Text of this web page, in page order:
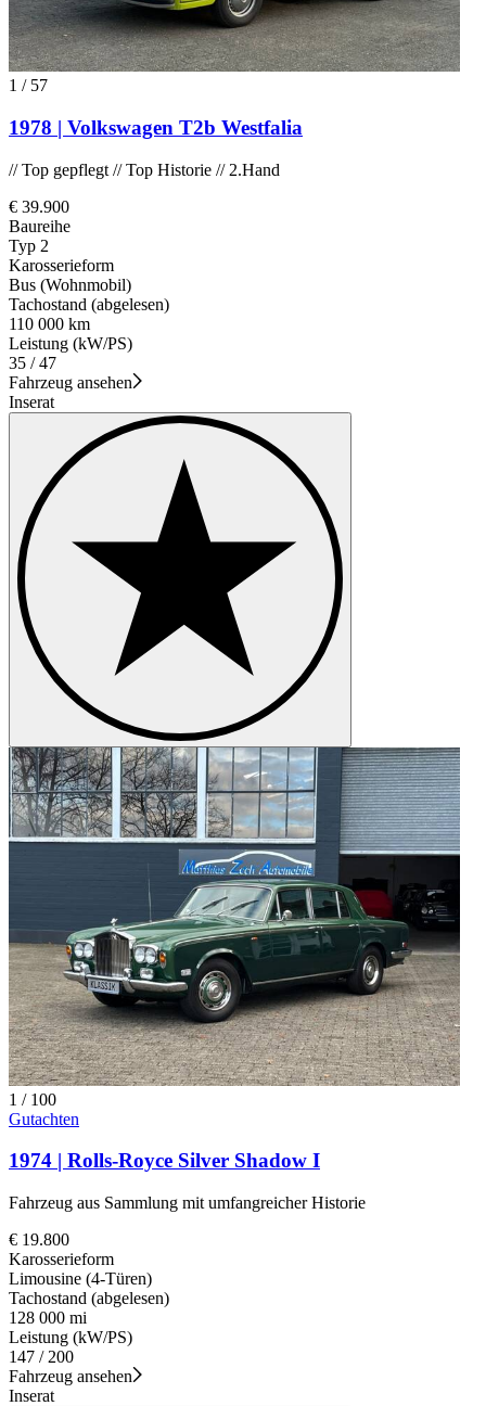
1 / 57
1978 | Volkswagen T2b Westfalia
// Top gepflegt // Top Historie // 2.Hand
€ 39.900
Baureihe
Typ 2
Karosserieform
Bus (Wohnmobil)
Tachostand (abgelesen)
110 000 km
Leistung (kW/PS)
35 / 47
Fahrzeug ansehen
Inserat
1 / 100
Gutachten
1974 | Rolls-Royce Silver Shadow I
Fahrzeug aus Sammlung mit umfangreicher Historie
€ 19.800
Karosserieform
Limousine (4-Türen)
Tachostand (abgelesen)
128 000 mi
Leistung (kW/PS)
147 / 200
Fahrzeug ansehen
Inserat